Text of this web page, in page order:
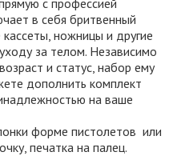
в себя бритвенный
ножницы и другие
за телом. Независимо
и статус, набор ему
дополнить комплект
на ваше
форме пистолетов или
печатка на палец.